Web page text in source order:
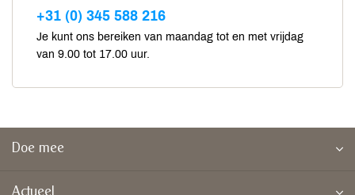
+31 (0) 345 588 216
Je kunt ons bereiken van maandag tot en met vrijdag
van 9.00 tot 17.00 uur.
Doe mee
Actueel